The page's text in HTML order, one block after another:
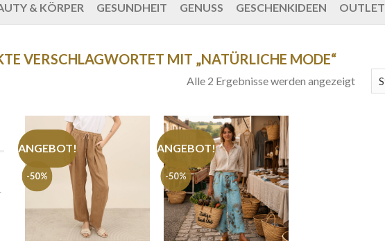
& KÖRPER GESUNDHEIT GENUSS GESCHENKIDEEN OUTLET
VERSCHLAGWORTET MIT „NATÜRLICHE MODE“
Alle 2 Ergebnisse werden angezeigt
-50%
ANGEBOT!
-50%
ANGEBOT!